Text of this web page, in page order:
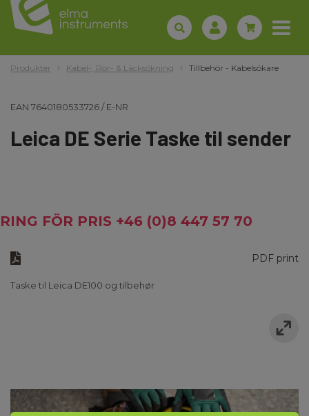
Produkter Kabel-, Rör- & Läcksökning Tillbehör - Kabelsökare
EAN 7640180533726/E-NR
Leica DE Serie Taske til sender
RING FÖR PRIS +46 (0)8 447 57 70
PDF print
Taske til Leica DE100 og tilbehør